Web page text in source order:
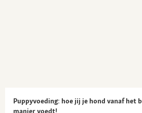
Puppyvoeding: hoe jij je hond vanaf het
manier voedt!